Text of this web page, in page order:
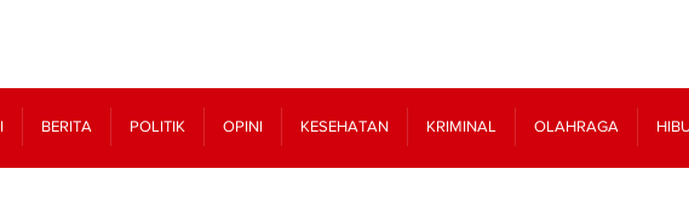
BERITA POLITIK OPINI KESEHATAN KRIMINAL OLAHRAGA